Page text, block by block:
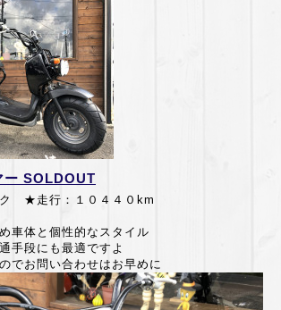
SOLDOUT
★走行：１０４４０km
車体と個性的なスタイル
手段にも最適ですよ
でお問い合わせはお早めに